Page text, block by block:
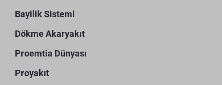
Bayilik Sistemi
Dökme Akaryakıt
Proemtia Dünyası
Proyakıt